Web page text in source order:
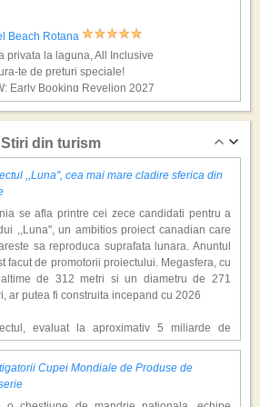
Beach Rotana
privata la laguna, All Inclusive
te de preturi speciale!
Early Booking Revelion 2027
exotice-n Mauritius
The Ravenala Attitude
te de preturi speciale!
Early Booking Revelion 2027
exotice-n Tailanda
Stiri din turism
,,Luna'', cea mai mare cladire sferica din
se afla printre cei zece candidati pentru a
,,Luna'', un ambitios proiect canadian care
sa reproduca suprafata lunara. Anuntul
facut de promotorii proiectului. Megasfera, cu
de 312 metri si un diametru de 271
ar putea fi construita incepand cu 2026
evaluat la aproximativ 5 miliarde de
include un complex de 200 de hectare, cu
facilitati de recreere si zone rezidentiale.
depaseste ideea unui simplu hotel
Cupei Mondiale de Produse de